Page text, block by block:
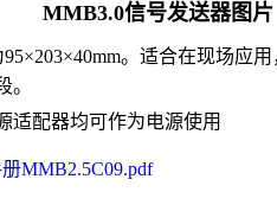
MMB3.0信号发送器图片
。适合在现场应
。
适配器均可作为电源使用
MMB2.5C09.pdf